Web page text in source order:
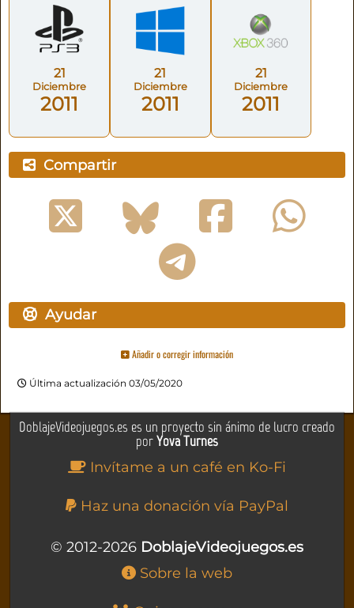
21
Diciembre
2011
21
Diciembre
2011
21
Diciembre
2011
Compartir
Ayudar
Añadir o corregir información
Última actualización 03/05/2020
DoblajeVideojuegos.es es un proyecto sin ánimo de lucro creado
porYova Turnes
Invítame a un café en Ko-Fi
Haz una donación vía PayPal
© 2012-2026 DoblajeVideojuegos.es
Sobre la web